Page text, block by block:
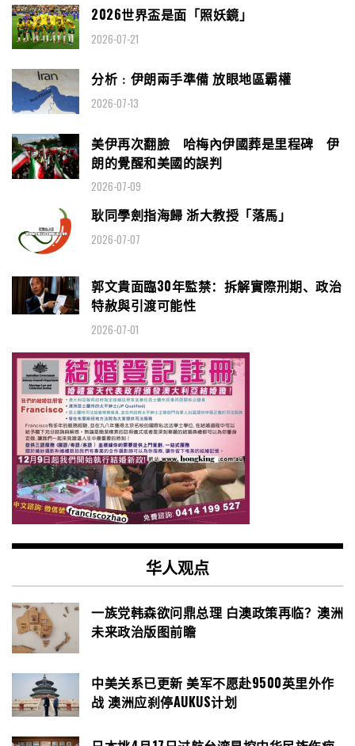
2026世界盃是面「照妖鏡」
2026-07-21
分析﹕伊朗兩手準備 放眼地區霸權
2026-07-13
美伊再次翻臉 哈梅內伊國葬是里程碑 伊
朗的覺醒和美國的誤判
2026-07-09
耿同學劍指海歸 浙大教授「落馬」
2026-07-07
郭文貴面臨30年監禁：拆解實際刑期、政治
特赦與引渡可能性
2026-07-01
华人观点
一族党韩森欲问鼎总理 白澳政策再临？澳洲
未来政治版图前瞻
中美关系已更新 美军不愿赴9500英里外作
战 澳洲应刹停AUKUS计划